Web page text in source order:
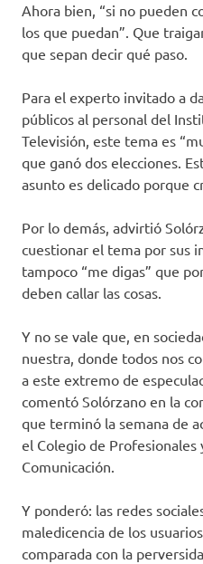
Ahora bien, “si no pueden
los que puedan”. Que
que sepan decir qué paso.
Para el experto invitado a
públicos al personal del
Televisión, este tema es
que ganó dos elecciones.
asunto es delicado porque
Por lo demás, advirtió
cuestionar el tema por sus
tampoco “me digas” que
deben callar las cosas.
Y no se vale que, en
nuestra, donde todos nos
a este extremo de
comentó Solórzano en la
que terminó la semana de
el Colegio de Profesionales
Comunicación.
Y ponderó: las redes
maledicencia de los
comparada con la